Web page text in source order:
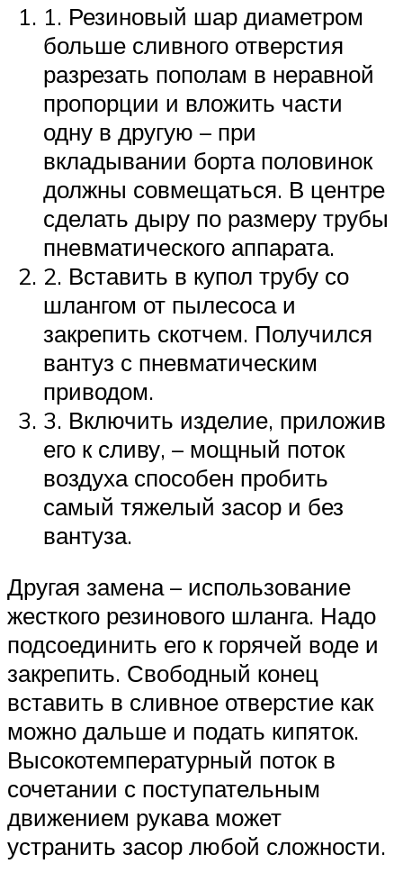
1. Резиновый шар диаметром
больше сливного отверстия
разрезать пополам в неравной
пропорции и вложить части
одну в другую – при
вкладывании борта половинок
должны совмещаться. В центре
сделать дыру по размеру трубы
пневматического аппарата.
2. Вставить в купол трубу со
шлангом от пылесоса и
закрепить скотчем. Получился
вантуз с пневматическим
приводом.
3. Включить изделие, приложив
его к сливу, – мощный поток
воздуха способен пробить
самый тяжелый засор и без
вантуза.
Другая замена – использование
жесткого резинового шланга. Надо
подсоединить его к горячей воде и
закрепить. Свободный конец
вставить в сливное отверстие как
можно дальше и подать кипяток.
Высокотемпературный поток в
сочетании с поступательным
движением рукава может
устранить засор любой сложности.